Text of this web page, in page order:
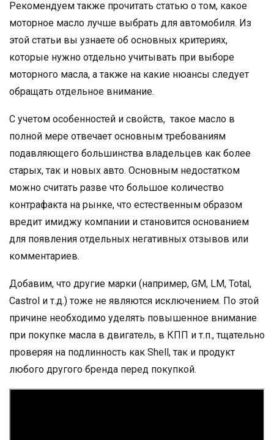
Рекомендуем также прочитать статью о том, какое
моторное масло лучше выбрать для автомобиля. Из
этой статьи вы узнаете об основных критериях,
которые нужно отдельно учитывать при выборе
моторного масла, а также на какие нюансы следует
обращать отдельное внимание.
С учетом особенностей и свойств, такое масло в
полной мере отвечает основным требованиям
подавляющего большинства владельцев как более
старых, так и новых авто. Основным недостатком
можно считать разве что большое количество
контрафакта на рынке, что естественным образом
вредит имиджу компании и становится основанием
для появления отдельных негативных отзывов или
комментариев.
Добавим, что другие марки (например, GM, LM, Total,
Castrol и т.д.) тоже не являются исключением. По этой
причине необходимо уделять повышенное внимание
при покупке масла в двигатель, в КПП и т.п., тщательно
проверяя на подлинность как Shell, так и продукт
любого другого бренда перед покупкой.